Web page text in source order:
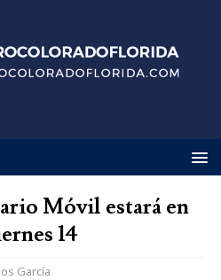
Móvil estará en
14
García